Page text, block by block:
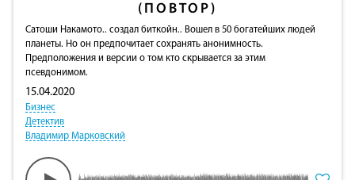
(ПОВТОР)
Сатоши Накамото.. создал биткойн.. Вошел в 50 богатейших людей
планеты. Но он предпочитает сохранять анонимность.
Предположения и версии о том кто скрывается за этим
псевдонимом.
15.04.2020
Бизнес
Детектив
Владимир Марковский